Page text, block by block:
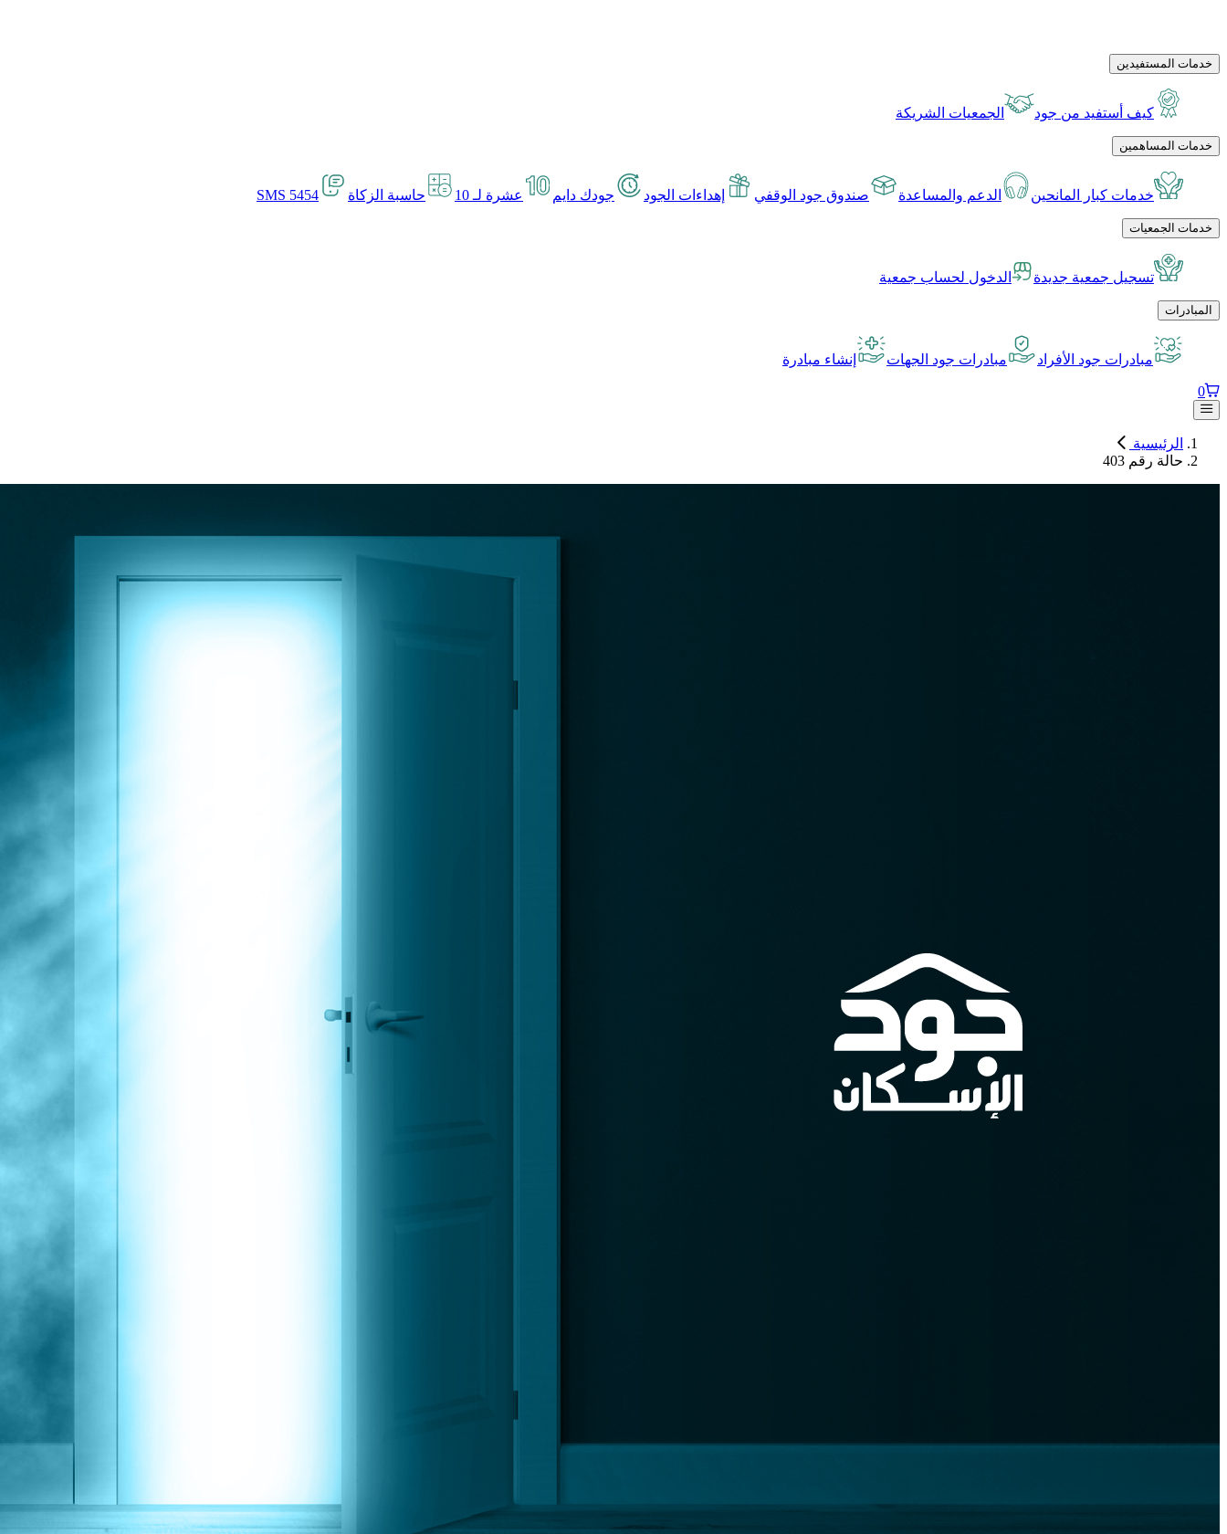
خدمات المستفيدين
كيف أستفيد من جود الجمعيات الشريكة
خدمات المساهمين
خدمات كبار المانحين الدعم والمساعدة صندوق جود الوقفي إهداءات الجود جودك دايم عشرة لـ 10 حاسبة الزكاة SMS 5454
خدمات الجمعيات
تسجيل جمعية جديدة الدخول لحساب جمعية
المبادرات
مبادرات جود الأفراد مبادرات جود الجهات إنشاء مبادرة
0
الرئيسية
حالة رقم 403